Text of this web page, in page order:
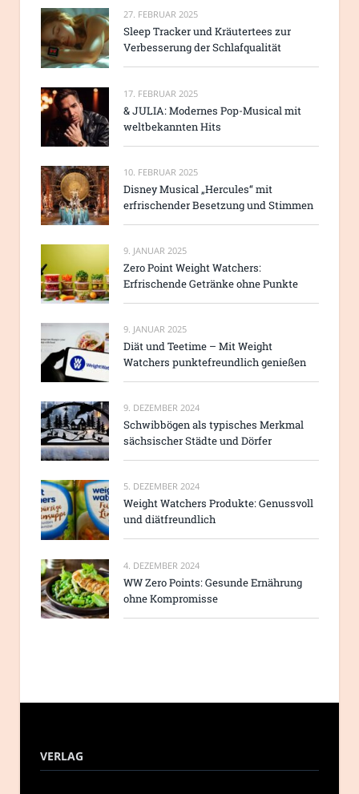
27. FEBRUAR 2025
Sleep Tracker und Kräutertees zur
Verbesserung der Schlafqualität
17. FEBRUAR 2025
& JULIA: Modernes Pop-Musical mit
weltbekannten Hits
10. FEBRUAR 2025
Disney Musical „Hercules“ mit
erfrischender Besetzung und Stimmen
9. JANUAR 2025
Zero Point Weight Watchers:
Erfrischende Getränke ohne Punkte
9. JANUAR 2025
Diät und Teetime – Mit Weight
Watchers punktefreundlich genießen
9. DEZEMBER 2024
Schwibbögen als typisches Merkmal
sächsischer Städte und Dörfer
5. DEZEMBER 2024
Weight Watchers Produkte: Genussvoll
und diätfreundlich
4. DEZEMBER 2024
WW Zero Points: Gesunde Ernährung
ohne Kompromisse
VERLAG